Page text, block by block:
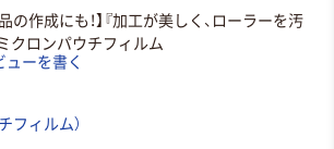
作成にも！】『加工が美しく、ローラーを汚
クロンパウチフィルム
ューを書く
フィルム）